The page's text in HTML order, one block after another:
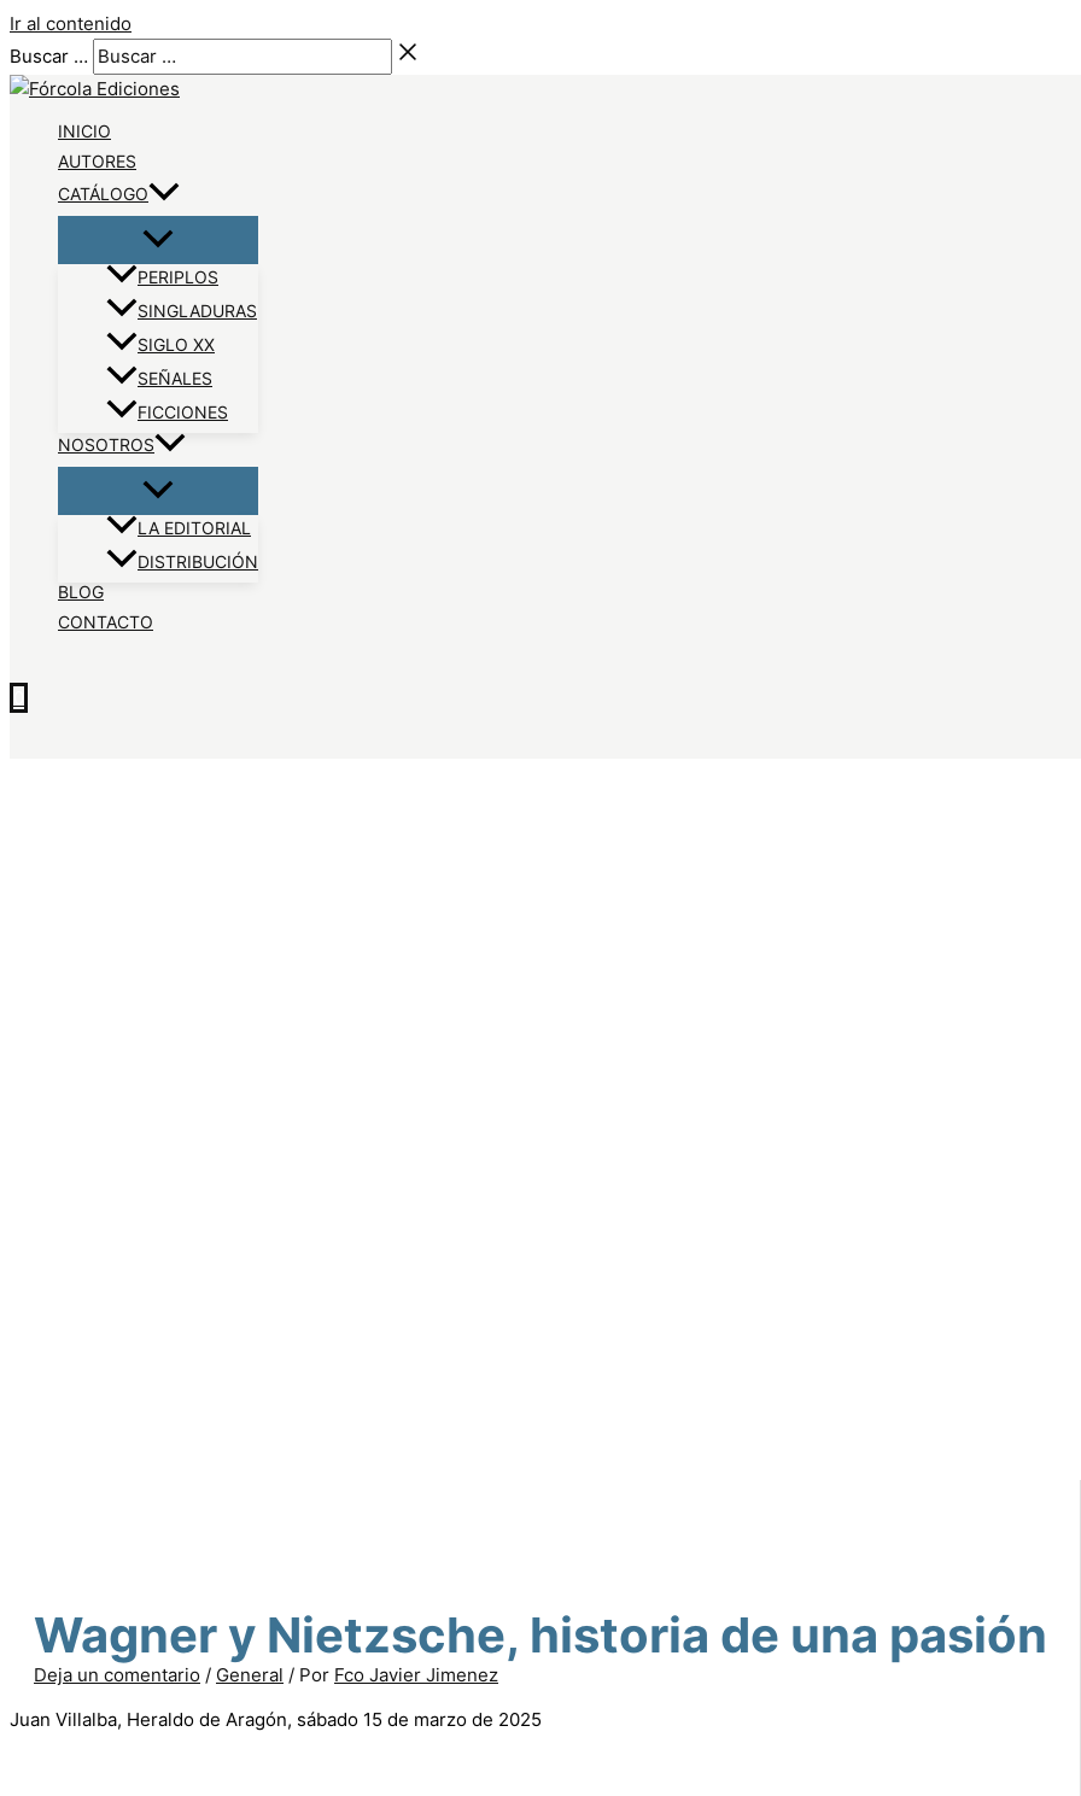
Ir al contenido
Buscar …
INICIO
AUTORES
CATÁLOGO
PERIPLOS
SINGLADURAS
SIGLO XX
SEÑALES
FICCIONES
NOSOTROS
LA EDITORIAL
DISTRIBUCIÓN
BLOG
CONTACTO
Wagner y Nietzsche, historia de una pasión
Deja un comentario / General / Por Fco Javier Jimenez
Juan Villalba, Heraldo de Aragón, sábado 15 de marzo de 2025